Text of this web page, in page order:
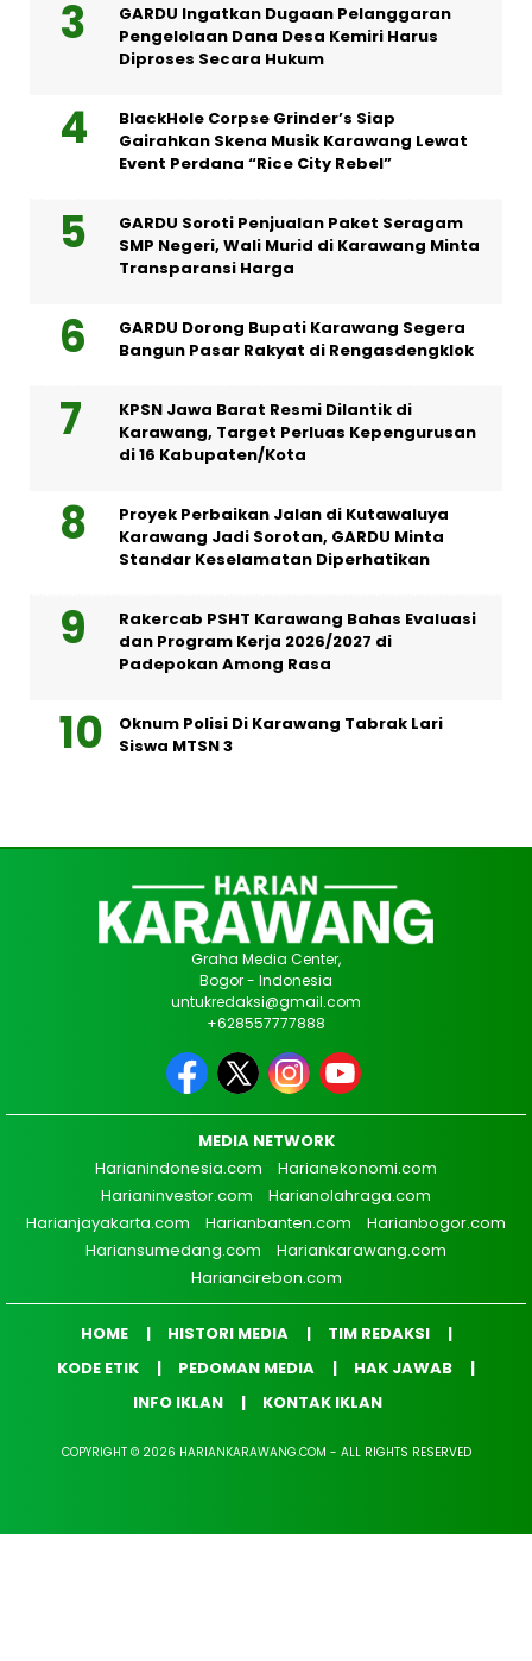
GARDU Ingatkan Dugaan Pelanggaran
Pengelolaan Dana Desa Kemiri Harus
Diproses Secara Hukum
BlackHole Corpse Grinder’s Siap
Gairahkan Skena Musik Karawang Lewat
Event Perdana “Rice City Rebel”
GARDU Soroti Penjualan Paket Seragam
SMP Negeri, Wali Murid di Karawang Minta
Transparansi Harga
GARDU Dorong Bupati Karawang Segera
Bangun Pasar Rakyat di Rengasdengklok
KPSN Jawa Barat Resmi Dilantik di
Karawang, Target Perluas Kepengurusan
di 16 Kabupaten/Kota
Proyek Perbaikan Jalan di Kutawaluya
Karawang Jadi Sorotan, GARDU Minta
Standar Keselamatan Diperhatikan
Rakercab PSHT Karawang Bahas Evaluasi
dan Program Kerja 2026/2027 di
Padepokan Among Rasa
Oknum Polisi Di Karawang Tabrak Lari
Siswa MTSN 3
Graha Media Center,
Bogor - Indonesia
untukredaksi@gmail.com
+628557777888
MEDIA NETWORK
Harianindonesia.com
Harianekonomi.com
Harianinvestor.com
Harianolahraga.com
Harianjayakarta.com
Harianbanten.com
Harianbogor.com
Hariansumedang.com
Hariankarawang.com
Hariancirebon.com
HOME HISTORI MEDIA
TIM REDAKSI
KODE ETIK
PEDOMAN MEDIA
HAK JAWAB
INFO IKLAN
KONTAK IKLAN
COPYRIGHT © 2026 HARIANKARAWANG.COM - ALL RIGHTS RESERVED